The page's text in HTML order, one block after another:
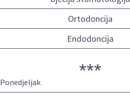
Ortodoncija
Endodoncija
***
Ponedjeljak